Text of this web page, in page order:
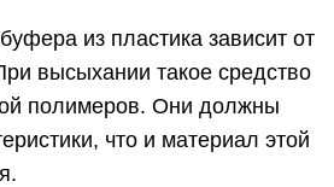
из пластика зависит от
высыхании такое средство
полимеров. Они должны
что и материал этой